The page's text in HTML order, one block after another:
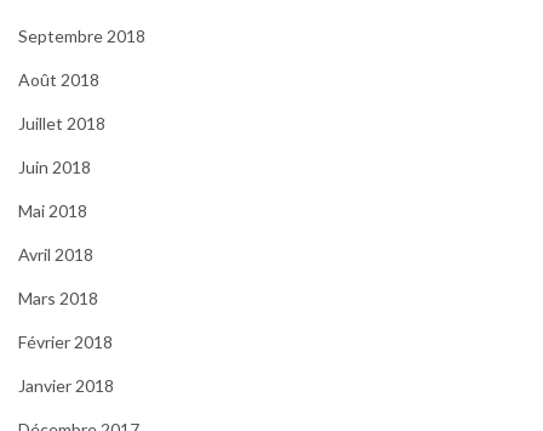
Septembre 2018
Août 2018
Juillet 2018
Juin 2018
Mai 2018
Avril 2018
Mars 2018
Février 2018
Janvier 2018